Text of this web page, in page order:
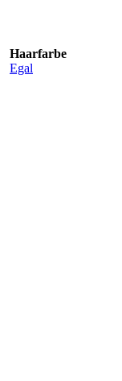
Haarfarbe
Egal